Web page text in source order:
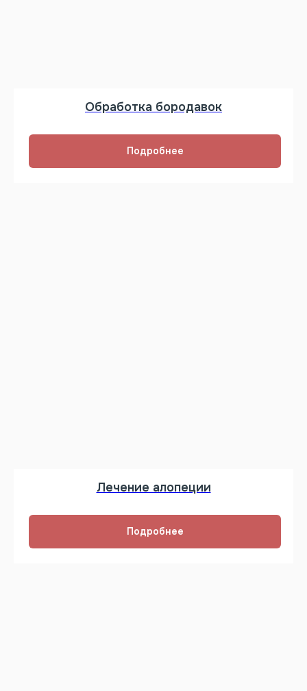
Обработка бородавок
Подробнее
Лечение алопеции
Подробнее